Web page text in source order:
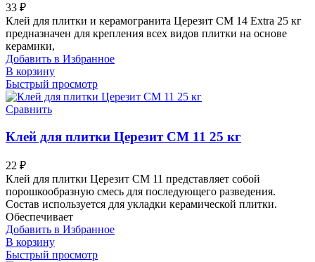
33 ₽
Клей для плитки и керамогранита Церезит CM 14 Extra 25 кг
предназначен для крепления всех видов плитки на основе
керамики,
Добавить в Избранное
В корзину
Быстрый просмотр
Сравнить
Клей для плитки Церезит СМ 11 25 кг
22 ₽
Клей для плитки Церезит СМ 11 представляет собой
порошкообразную смесь для последующего разведения.
Состав используется для укладки керамической плитки.
Обеспечивает
Добавить в Избранное
В корзину
Быстрый просмотр